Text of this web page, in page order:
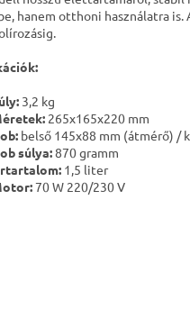
hanem otthoni használatra is.
3,2 kg
265x165x220 mm
belső 145x88 mm (átmérő) /
súlya:870 gramm
1,5 liter
70 W 220/230 V